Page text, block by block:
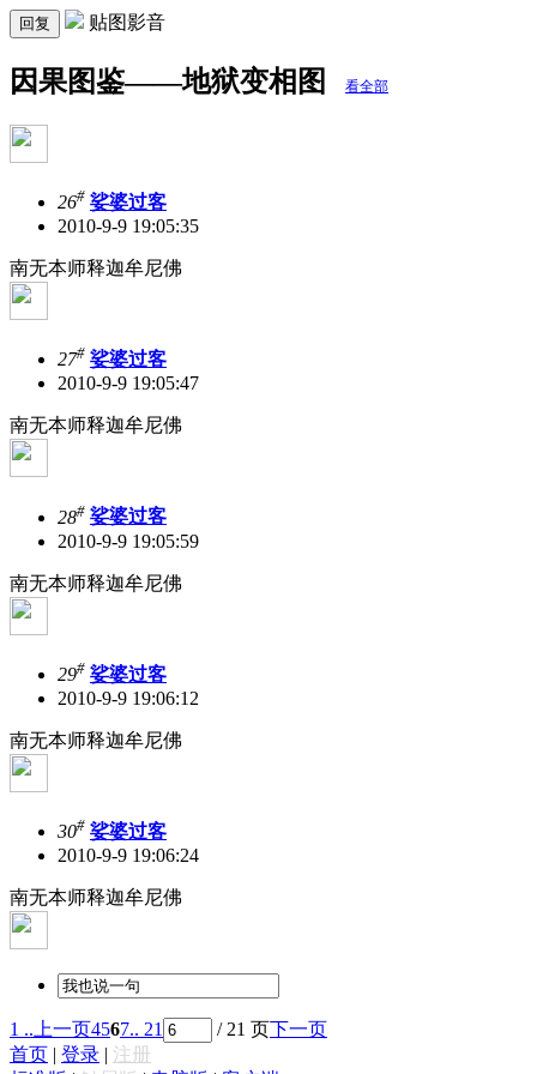
回复 贴图影音
因果图鉴——地狱变相图 看全部
26# 娑婆过客
2010-9-9 19:05:35
南无本师释迦牟尼佛
27# 娑婆过客
2010-9-9 19:05:47
南无本师释迦牟尼佛
28# 娑婆过客
2010-9-9 19:05:59
南无本师释迦牟尼佛
29# 娑婆过客
2010-9-9 19:06:12
南无本师释迦牟尼佛
30# 娑婆过客
2010-9-9 19:06:24
南无本师释迦牟尼佛
1 ..上一页4567.. 21 / 21 页
下一页
首页
登录
注册